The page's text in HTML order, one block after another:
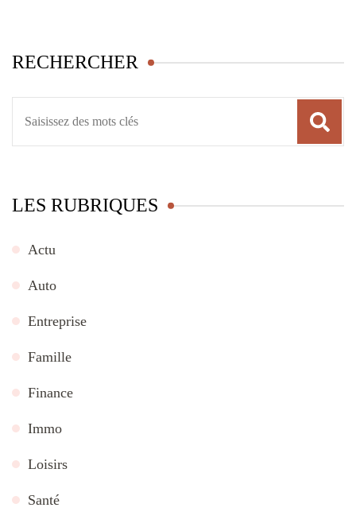
RECHERCHER
LES RUBRIQUES
Actu
Auto
Entreprise
Famille
Finance
Immo
Loisirs
Santé